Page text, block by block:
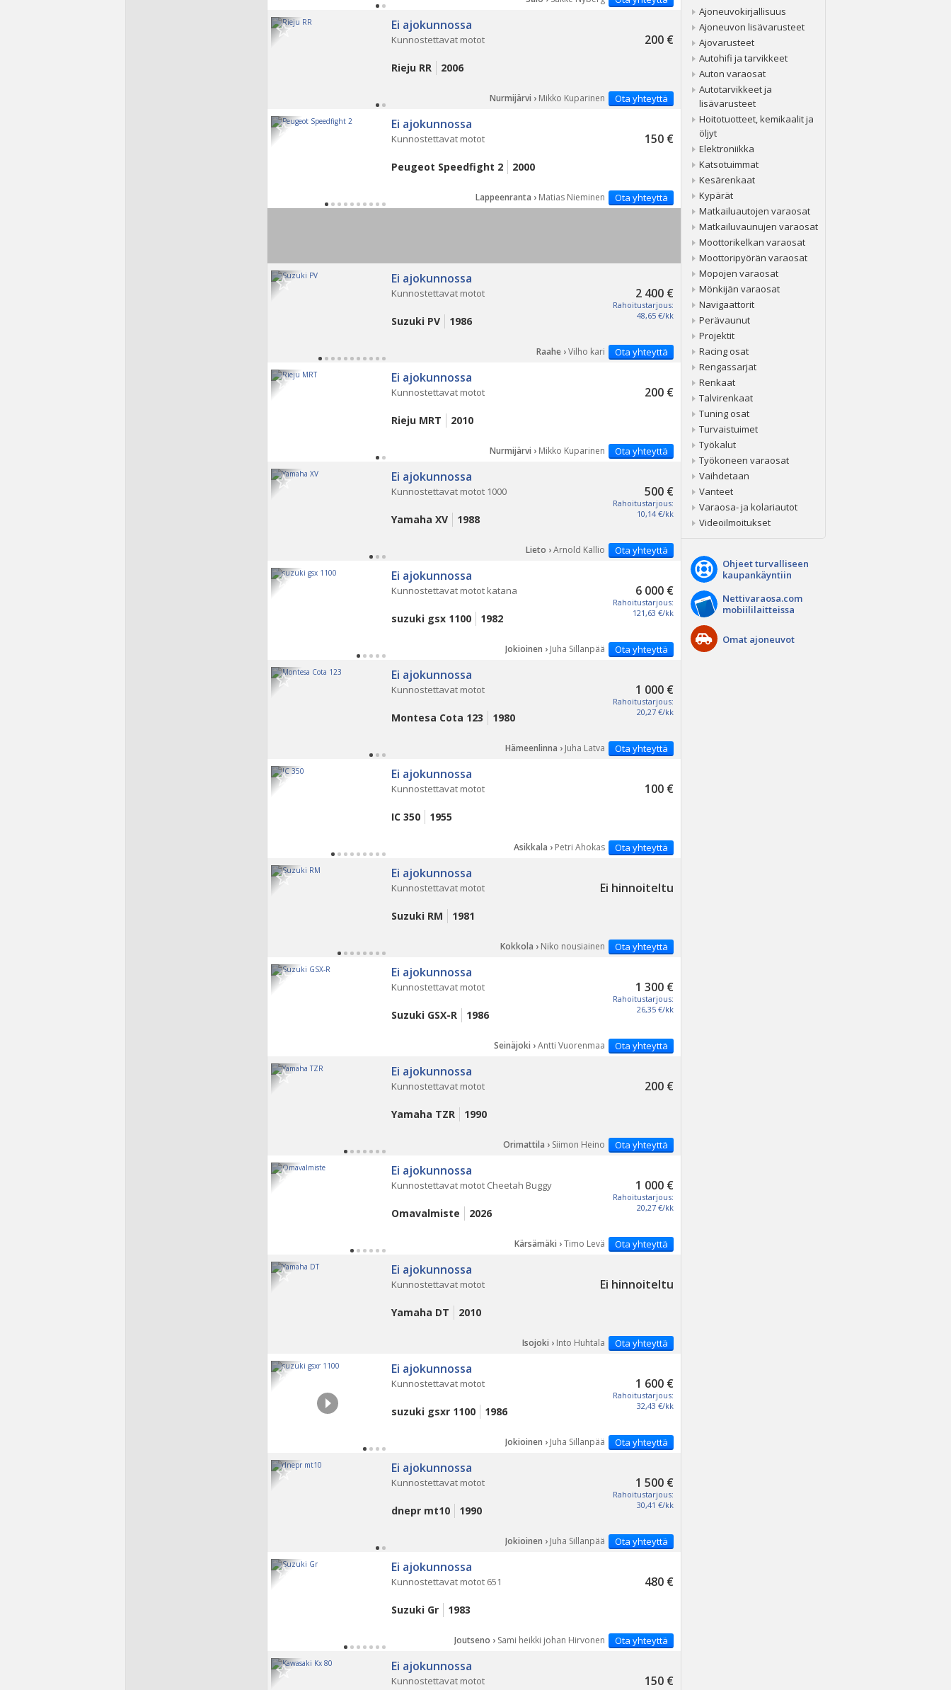
Ei ajokunnossa
200 €
Kunnostettavat motot
Rieju RR 2006
Ota yhteyttä
Nurmijärvi › Mikko Kuparinen
Ei ajokunnossa
150 €
Kunnostettavat motot
Peugeot Speedfight 2 2000
Ota yhteyttä
Lappeenranta › Matias Nieminen
Ei ajokunnossa
2 400 €
Rahoitustarjous:
48,65 €/kk
Kunnostettavat motot
Suzuki PV 1986
Ota yhteyttä
Raahe ›Vilho kari
Ei ajokunnossa
200 €
Kunnostettavat motot
Rieju MRT 2010
Ota yhteyttä
Nurmijärvi › Mikko Kuparinen
Ei ajokunnossa
500 €
Rahoitustarjous:
10,14 €/kk
Kunnostettavat motot 1000
Yamaha XV 1988
Ota yhteyttä
Lieto ›Arnold Kallio
Ei ajokunnossa
6 000 €
Rahoitustarjous:
121,63 €/kk
Kunnostettavat motot katana
suzuki gsx 1100 1982
Ota yhteyttä
Jokioinen › Juha Sillanpää
Ei ajokunnossa
1 000 €
Rahoitustarjous:
20,27 €/kk
Kunnostettavat motot
Montesa Cota 123 1980
Ota yhteyttä
Hämeenlinna › Juha Latva
Ei ajokunnossa
100 €
Kunnostettavat motot
IC 350 1955
Ota yhteyttä
Asikkala › Petri Ahokas
Ei ajokunnossa
Ei hinnoiteltu
Kunnostettavat motot
Suzuki RM 1981
Ota yhteyttä
Kokkola › Niko nousiainen
Ei ajokunnossa
1 300 €
Rahoitustarjous:
26,35 €/kk
Kunnostettavat motot
Suzuki GSX-R 1986
Ota yhteyttä
Seinäjoki ›Antti Vuorenmaa
Ei ajokunnossa
200 €
Kunnostettavat motot
Yamaha TZR 1990
Ota yhteyttä
Orimattila › Siimon Heino
Ei ajokunnossa
1 000 €
Rahoitustarjous:
20,27 €/kk
Kunnostettavat motot Cheetah Buggy
Omavalmiste 2026
Ota yhteyttä
Kärsämäki ›Timo Levä
Ei ajokunnossa
Ei hinnoiteltu
Kunnostettavat motot
Yamaha DT 2010
Ota yhteyttä
Isojoki › Into Huhtala
Ei ajokunnossa
1 600 €
Rahoitustarjous:
32,43 €/kk
Kunnostettavat motot
suzuki gsxr 1100 1986
Ota yhteyttä
Jokioinen › Juha Sillanpää
Ei ajokunnossa
1 500 €
Rahoitustarjous:
30,41 €/kk
Kunnostettavat motot
dnepr mt10 1990
Ota yhteyttä
Jokioinen › Juha Sillanpää
Ei ajokunnossa
480 €
Kunnostettavat motot 651
Suzuki Gr 1983
Ota yhteyttä
Joutseno › Sami heikki johan Hirvonen
Ei ajokunnossa
150 €
Kunnostettavat motot
Ajoneuvokirjallisuus
Ajoneuvon lisävarusteet
Ajovarusteet
Autohifi ja tarvikkeet
Auton varaosat
Autotarvikkeet ja
lisävarusteet
Hoitotuotteet, kemikaalit ja
öljyt
Elektroniikka
Katsotuimmat
Kesärenkaat
Kypärät
Matkailuautojen varaosat
Matkailuvaunujen varaosat
Moottorikelkan varaosat
Moottoripyörän varaosat
Mopojen varaosat
Mönkijän varaosat
Navigaattorit
Perävaunut
Projektit
Racing osat
Rengassarjat
Renkaat
Talvirenkaat
Tuning osat
Turvaistuimet
Työkalut
Työkoneen varaosat
Vaihdetaan
Vanteet
Varaosa- ja kolariautot
Videoilmoitukset
Ohjeet turvalliseen
kaupankäyntiin
Nettivaraosa.com
mobiililaitteissa
Omat ajoneuvot